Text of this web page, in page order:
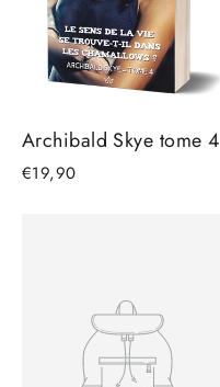
Archibald Skye tome 4
€19,90